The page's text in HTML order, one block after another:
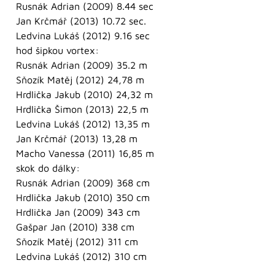
Rusnák Adrian (2009) 8.44 sec
Jan Krčmář (2013) 10.72 sec.
Ledvina Lukáš (2012) 9.16 sec
hod šipkou vortex:
Rusnák Adrian (2009) 35.2 m
Sňozík Matěj (2012) 24,78 m
Hrdlička Jakub (2010) 24,32 m
Hrdlička Šimon (2013) 22,5 m
Ledvina Lukáš (2012) 13,35 m
Jan Krčmář (2013) 13,28 m
Macho Vanessa (2011) 16,85 m
skok do dálky:
Rusnák Adrian (2009) 368 cm
Hrdlička Jakub (2010) 350 cm
Hrdlička Jan (2009) 343 cm
Gašpar Jan (2010) 338 cm
Sňozík Matěj (2012) 311 cm
Ledvina Lukáš (2012) 310 cm